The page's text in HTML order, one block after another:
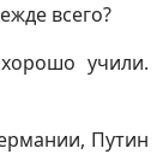
всего?
учили.
Путин